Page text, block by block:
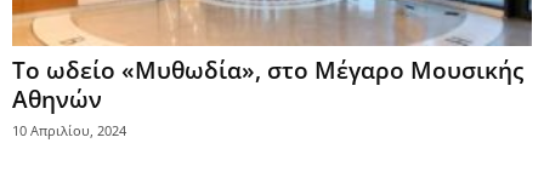
Το ωδείο «Μυθωδία», στο Μέγαρο Μουσικής
Αθηνών
10 Απριλίου, 2024